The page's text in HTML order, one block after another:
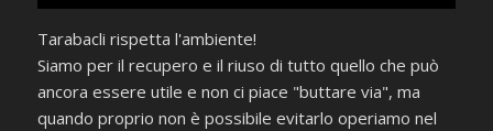
Tarabacli rispetta l'ambiente!
Siamo per il recupero e il riuso di tutto quello che può
ancora essere utile e non ci piace "buttare via", ma
quando proprio non è possibile evitarlo operiamo nel